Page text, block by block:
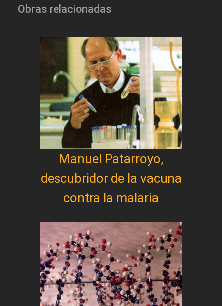
Obras relacionadas
Manuel Patarroyo,
descubridor de la vacuna
contra la malaria